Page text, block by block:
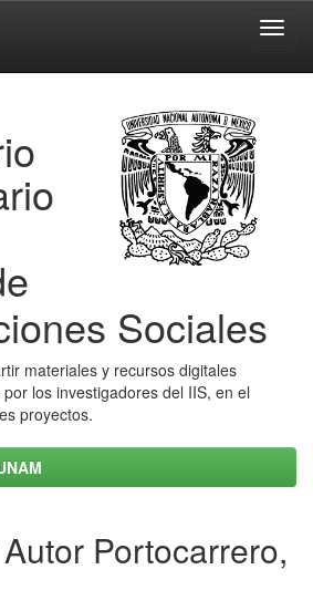
Sociales
materiales y recursos digitales
los investigadores del IIS, en el
proyectos.
Portocarrero,